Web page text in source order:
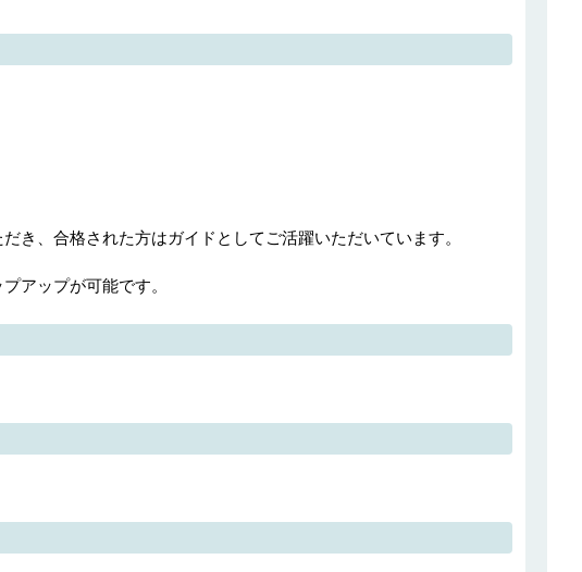
き、合格された方はガイドとしてご活躍いただいています。
アップが可能です。